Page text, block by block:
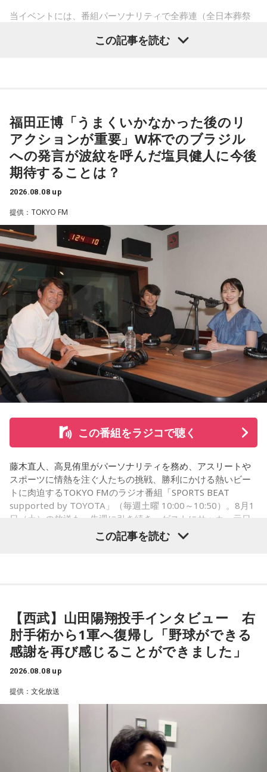
【8位】天秤座（てんびん座）
仕事運が好調な日。今日がお休みの人も忙しさが目立ちそう
に必要なことについて考えてみましょう。ラッキーアイテム
はコーヒー。
【10位】獅子座（しし座）
内省がテーマの日です。今日はこれまでを振り返って色々な
ことを見直してみましょう。スマホのデータの整理をした
【11位】水瓶座（みずがめ座）
日頃の疲れを癒しましょう。今日はマッサージを受けたり、
心と身体のメンテナンスを意識しましょう。たくさん睡眠を
取ってリフレッシュするのも良さそうです。
【12位】射手座（いて座）
心のモヤモヤが目立つような日です。今日は頑張らず、1人の
時間を大切にしたり、のんびり過ごす時間を持つようにしま
しょう。
【今日の一言メッセージ】
今日は不要なものを手放したり、今後の計画を見直すことを
心掛けると良い日です。
東京・池袋占い館セレーネ所属。10代に占いに出会い、勉
強、コミュニケーションなどの苦手な部分を克服。成績も最
クスを持つ方に寄り添いたいと本格的に占いの世界に進出。
SATORI電話占い月間ランキング連続1位。占いコンテンツ
『莉瑠と龍神様の絶対神託』リリース。
Webサイト：https://selene-uranai.com/
オンライン占いセレーネ：https://online-uranai.jp/
当イベントには、番組パーソナリティで全葬連（全日本葬祭
業協同組合連合会）のフューネラルアンバサダーも務める田
村淳と、アシスタントの砂山圭大郎アナウンサーが登壇。
昨年に続き2回目の開催となる本イベントは、参加者が自分自
身を見つめ直す2つのコーナーで展開。「自分への表彰状を送
ろう」のコーナーでは、大きな成功でなくても「自分、本当
によく頑張ったな」と思えるこれまでの出来事を、“自分への
表彰状”という形で来場者から募集・紹介。自身の記憶を改め
て言葉にすることで、人生をじっくりと見つめ直す時間とな
りました。
続く「人生の最後に流したい私のエンディング曲」のコーナ
ーでは、来場者が選んだ“人生の最後に流したい一曲”にまつわ
る思い出を紹介。音楽を通してこれまでの人生を振り返りな
がら、これからの“自分らしい生き方”を考える時間を共有しま
した。田村は、人生の最後に流したい曲について、「お葬式
で流す曲は決めている。しかも自分の声で流したいと思っ
て、毎日ギターの弾き語りを書斎で練習して、音源として残
しているんです。娘たちにも聴こえているはずだから、お葬
式のときに『パパが弾いてた曲だ』と思ってもらえたら」と
思いを語りました。
コーナー後には、来場者から田村への質疑応答も実施。最後
には、田村がイベントを振り返り、「リスナーの皆さんのエ
ンディング曲の話とかを聞いているだけでも、僕はポジティ
ブになれた。確かに死はすごく悲しいことではあるんだけ
うやって向き合うかということを考える一つのきっかけにな
こりを和らげる」をテーマに、さまざまな「心のこり」に触
れながら、自分自身の想いを見つめ直す機会を届けました。
なお、この模様は8月11日（火・祝）午前9時00分～10時00
■番組名：『田村淳のNewsCLUB「自分自身と話そうの
■放送日時：2026年8月11日（火・祝）午前9時00分～10時
この記事を読む
福田正博「うまくいかなかった後のリ
アクションが重要」W杯でのブラジル
への発言が波紋を呼んだ塩貝健人に今後
期待することは？
2026.08.08 up
提供：TOKYO FM
この番組をラジコで聴く
藤木直人、高見侑里がパーソナリティを務め、アスリートや
スポーツに情熱を注ぐ人たちの挑戦、勝利にかける熱いビー
トに肉迫するTOKYO FMのラジオ番組「SPORTS BEAT
supported by TOYOTA」（毎週土曜 10:00～10:50）。8月1
日（土）の放送も、先週に引き続き、ゲストにサッカー元日
本代表の福田正博さんが登場！ 当記事では、「FIFAワールド
カップ26（以下、W杯）」でブラジルに対する発言が波紋を
（左から）福田正博さん、藤木直人、高見侑里
1966年生まれの福田正博さんは、日本人初のJリーグ得点王に
45試合出場で9ゴールを記録するなど活躍を見せ、1993年に
はW杯アジア地区最終予選にも出場しました。2002年に現役
を引退した後は、サッカー解説者としてメディアでの活動の
ほか、講演会やサッカー教室をおこなうなど、自身の経験を
活かしながら幅広く活動しています。
この記事を読む
【西武】山田陽翔投手インタビュー 右
肘手術から1軍へ復帰し「野球ができる
感謝を再び感じることができました」
2026.08.08 up
提供：文化放送